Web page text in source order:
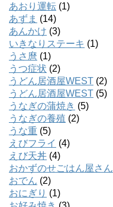
あおり運転 (1)
あずま (14)
あんかけ (3)
いきなりステーキ (1)
うさ麿 (1)
うつ症状 (2)
うどん居酒屋WEST (2)
うどん居酒屋WEST (5)
うなぎの蒲焼き (5)
うなぎの養殖 (2)
うな重 (5)
えびフライ (4)
えび天丼 (4)
おかずのせごはん屋さん
おでん (2)
おにぎり (1)